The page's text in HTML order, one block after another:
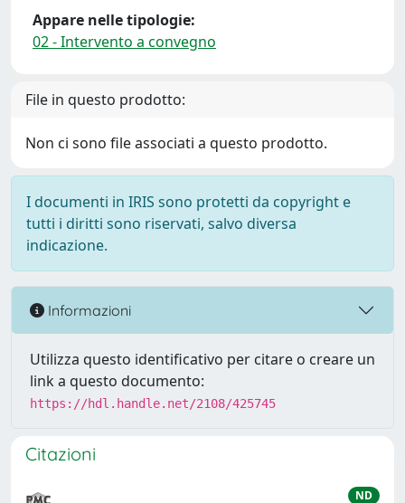
Appare nelle tipologie:
02 - Intervento a convegno
File in questo prodotto:
Non ci sono file associati a questo prodotto.
I documenti in IRIS sono protetti da copyright e
tutti i diritti sono riservati, salvo diversa
indicazione.
Informazioni
Utilizza questo identificativo per citare o creare un
link a questo documento:
https://hdl.handle.net/2108/425745
Citazioni
ND